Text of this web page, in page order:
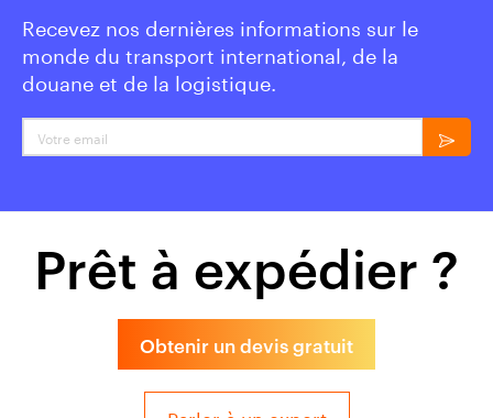
Recevez nos dernières informations sur le
monde du transport international, de la
douane et de la logistique.
Votre email
Prêt à expédier ?
Obtenir un devis gratuit